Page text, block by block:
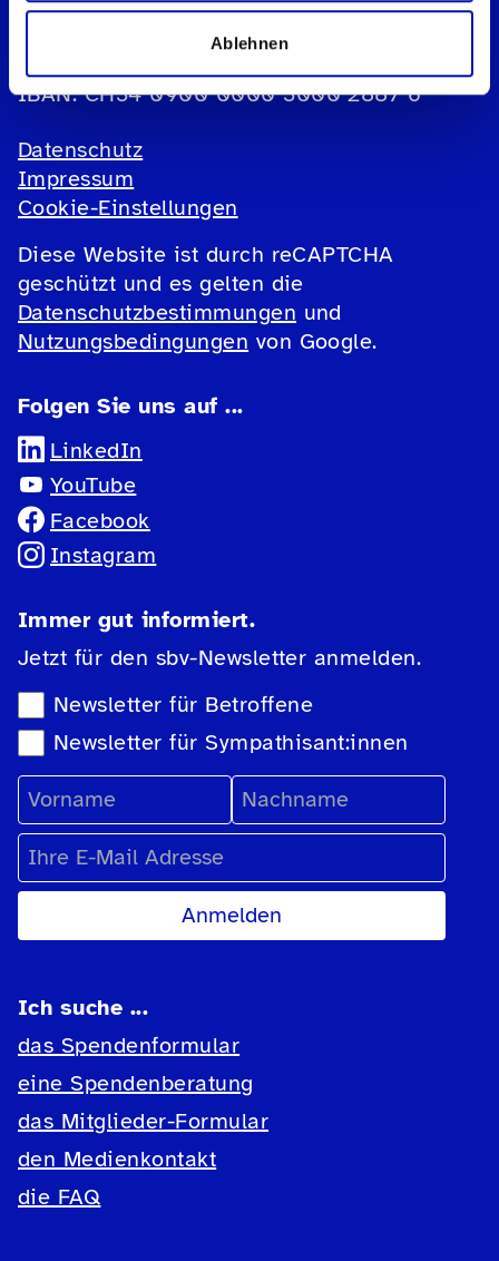
Ablehnen
Telefon:031 390 88 00
info@sbv-fsa.ch
IBAN: CH34 0900 0000 3000 2887 6
Datenschutz
Impressum
Cookie-Einstellungen
Diese Website ist durch reCAPTCHA
geschützt und es gelten die
Datenschutzbestimmungen und
Nutzungsbedingungen von Google.
Folgen Sie uns auf ...
LinkedIn
YouTube
Facebook
Instagram
Immer gut informiert.
Jetzt für den sbv-Newsletter anmelden.
Newsletter-Auswahl
Newsletter für Betroffene
Newsletter für Sympathisant:innen
Vorname
Nachname
E-Mail Adresse
Ich suche ...
das Spendenformular
eine Spendenberatung
das Mitglieder-Formular
den Medienkontakt
die FAQ